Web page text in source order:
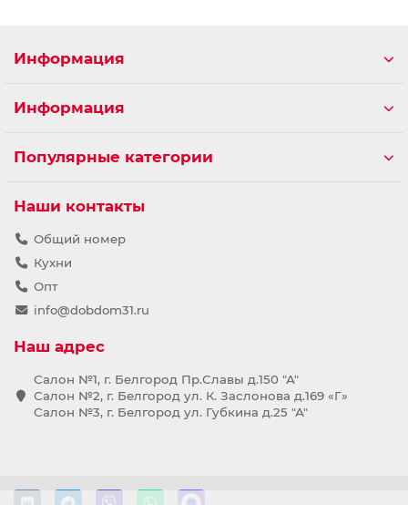
Информация
Информация
Популярные категории
Наши контакты
Общий номер
Кухни
Опт
info@dobdom31.ru
Наш адрес
Салон №1, г. Белгород Пр.Славы д.150 "А"
Салон №2, г. Белгород ул. К. Заслонова д.169 «Г»
Салон №3, г. Белгород ул. Губкина д.25 "А"